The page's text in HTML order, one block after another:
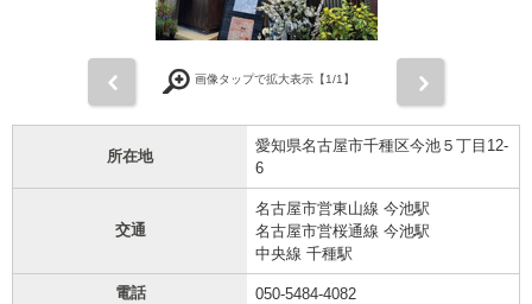
画像タップで拡大表示【1/1】
所在地
愛知県名古屋市千種区今池５丁目12-
6
交通
名古屋市営東山線 今池駅
名古屋市営桜通線 今池駅
中央線 千種駅
電話 050-5484-4082